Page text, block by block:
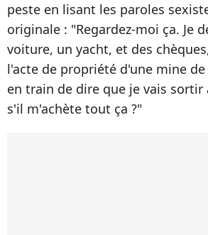
peste en lisant les paroles
originale : "Regardez-moi ça. Je
voiture, un yacht, et des
l'acte de propriété d'une mine
en train de dire que je vais sortir
s'il m'achète tout ça ?"